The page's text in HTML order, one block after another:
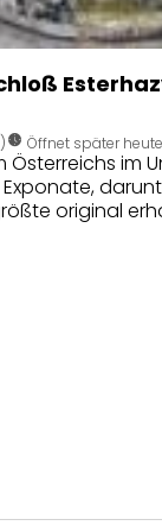
nest_clock_farsight_analog Öffnet später heute
Österreichs im
original